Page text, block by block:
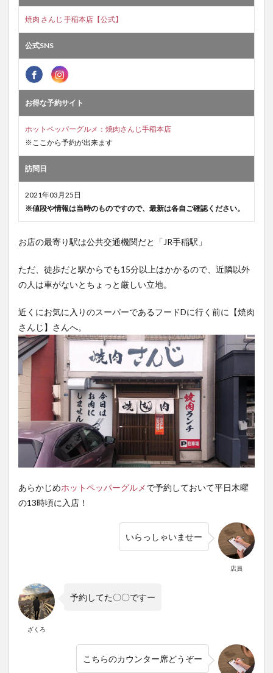
焼肉 さんじ 手稲本店【公式】
公式SNS
お得な予約サイト
ホットペッパーグルメ：焼肉さんじ手稲本店
※ここから予約が出来ます
訪問日
2021年03月25日
※値段や情報は当時のものですので、最新は各自ご確認ください。
お店の最寄り駅は公共交通機関だと「JR手稲駅」
ただ、徒歩だと駅からでも15分以上はかかるので、近隣以外
の人は車がないとちょっと厳しい立地。
近くにお気に入りのスーパーであるフードDに行く前に【焼肉
さんじ】さんへ。
あらかじめホットペッパーグルメで予約しておいて平日木曜
の13時頃に入店！
店員
いらっしゃいませー
ざくろ
予約してた〇〇ですー
こちらのカウンター席どうぞー